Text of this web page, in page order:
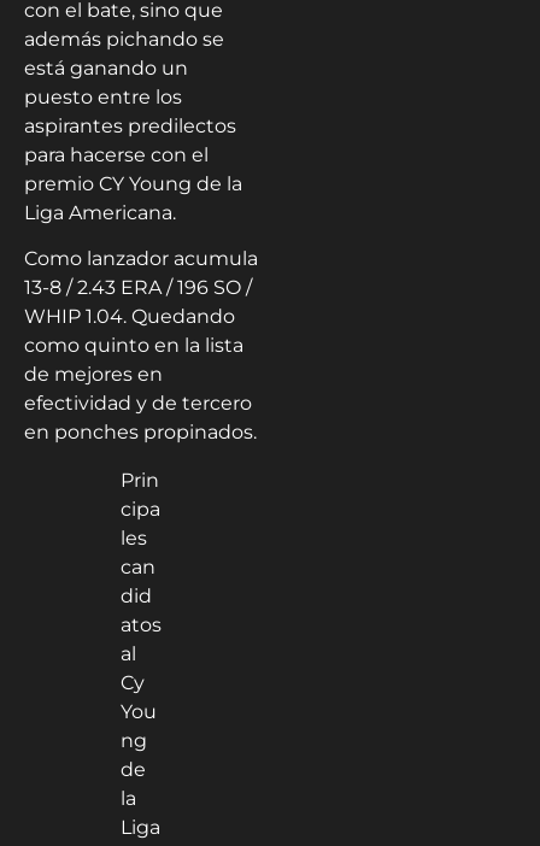
con el bate, sino que
además pichando se
está ganando un
puesto entre los
aspirantes predilectos
para hacerse con el
premio CY Young de la
Liga Americana.
Como lanzador acumula
13-8 / 2.43 ERA / 196 SO /
WHIP 1.04. Quedando
como quinto en la lista
de mejores en
efectividad y de tercero
en ponches propinados.
Prin
cipa
les
can
did
atos
al
Cy
You
ng
de
la
Liga